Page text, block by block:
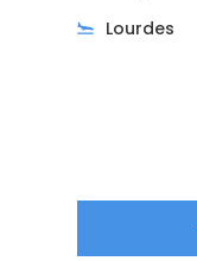
Lourdes